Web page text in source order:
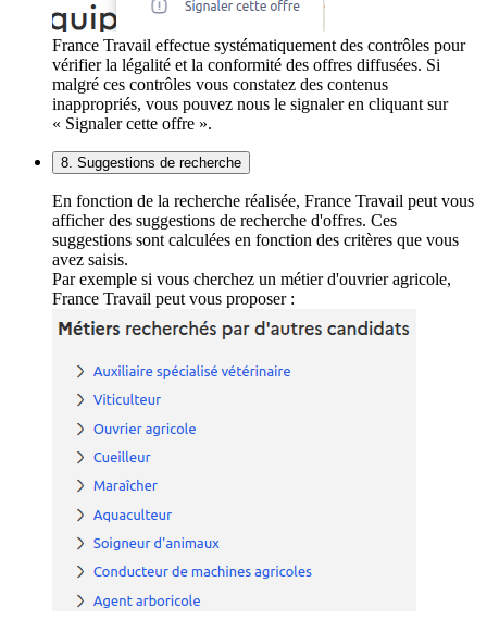
France Travail effectue systématiquement des contrôles pour
vérifier la légalité et la conformité des offres diffusées. Si
malgré ces contrôles vous constatez des contenus
inappropriés, vous pouvez nous le signaler en cliquant sur
« Signaler cette offre ».
8. Suggestions de recherche
En fonction de la recherche réalisée, France Travail peut vous
afficher des suggestions de recherche d'offres. Ces
suggestions sont calculées en fonction des critères que vous
avez saisis.
Par exemple si vous cherchez un métier d'ouvrier agricole,
France Travail peut vous proposer :